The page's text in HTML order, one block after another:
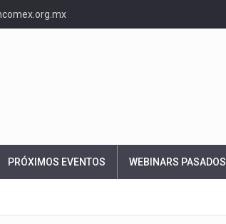
PRÓXIMOS EVENTOS WEBINARS PASADOS